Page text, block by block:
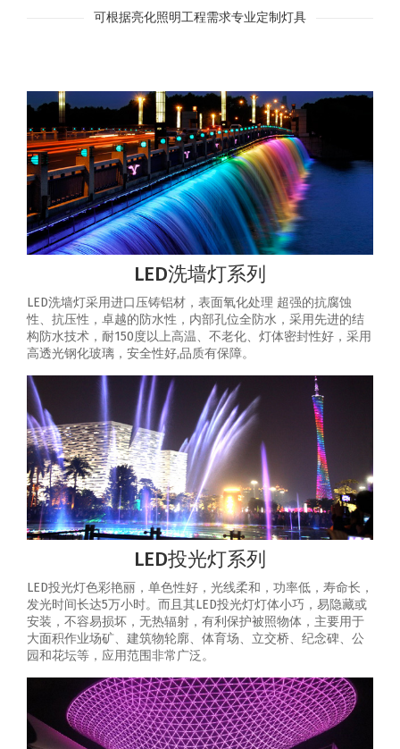
可根据亮化照明工程需求专业定制灯具
LED洗墙灯系列
LED洗墙灯采用进口压铸铝材，表面氧化处理 超强的抗腐蚀
性、抗压性，卓越的防水性，内部孔位全防水，采用先进的结
构防水技术，耐150度以上高温、不老化、灯体密封性好，采用
高透光钢化玻璃，安全性好,品质有保障。
LED投光灯系列
LED投光灯色彩艳丽，单色性好，光线柔和，功率低，寿命长，
发光时间长达5万小时。而且其LED投光灯灯体小巧，易隐藏或
安装，不容易损坏，无热辐射，有利保护被照物体，主要用于
大面积作业场矿、建筑物轮廓、体育场、立交桥、纪念碑、公
园和花坛等，应用范围非常广泛。